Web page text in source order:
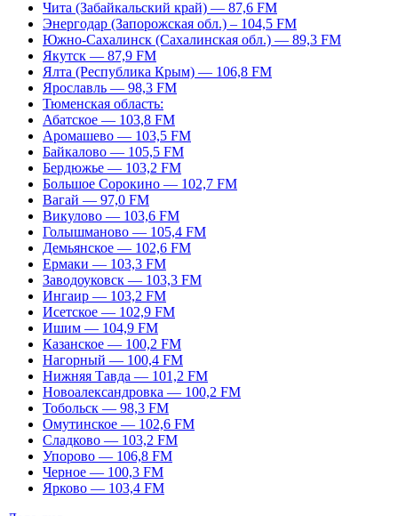
Чита (Забайкальский край) — 87,6 FM
Энергодар (Запорожская обл.) – 104,5 FM
Южно-Сахалинск (Сахалинская обл.) — 89,3 FM
Якутск — 87,9 FM
Ялта (Республика Крым) — 106,8 FM
Ярославль — 98,3 FM
Тюменская область:
Абатское — 103,8 FM
Аромашево — 103,5 FM
Байкалово — 105,5 FM
Бердюжье — 103,2 FM
Большое Сорокино — 102,7 FM
Вагай — 97,0 FM
Викулово — 103,6 FM
Голышманово — 105,4 FM
Демьянское — 102,6 FM
Ермаки — 103,3 FM
Заводоуковск — 103,3 FM
Ингаир — 103,2 FM
Исетское — 102,9 FM
Ишим — 104,9 FM
Казанское — 100,2 FM
Нагорный — 100,4 FM
Нижняя Тавда — 101,2 FM
Новоалександровка — 100,2 FM
Тобольск — 98,3 FM
Омутинское — 102,6 FM
Сладково — 103,2 FM
Упорово — 106,8 FM
Черное — 100,3 FM
Ярково — 103,4 FM